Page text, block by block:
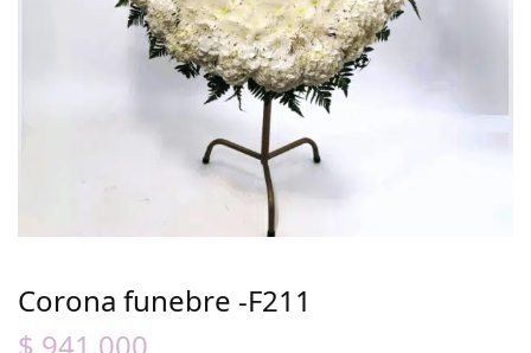
Corona funebre -F211
$ 941.000